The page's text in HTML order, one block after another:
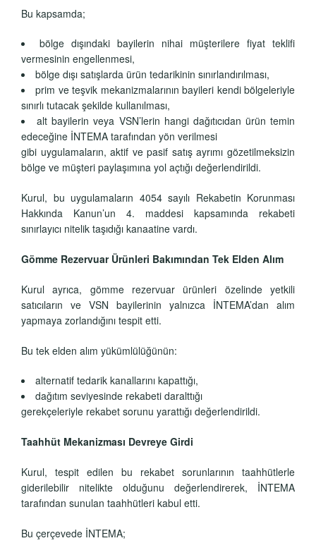
Bu kapsamda;
bölge dışındaki bayilerin nihai müşterilere fiyat teklifi
vermesinin engellenmesi,
bölge dışı satışlarda ürün tedarikinin sınırlandırılması,
prim ve teşvik mekanizmalarının bayileri kendi bölgeleriyle
sınırlı tutacak şekilde kullanılması,
alt bayilerin veya VSN’lerin hangi dağıtıcıdan ürün temin
edeceğine İNTEMA tarafından yön verilmesi
gibi uygulamaların, aktif ve pasif satış ayrımı gözetilmeksizin
bölge ve müşteri paylaşımına yol açtığı değerlendirildi.
Kurul, bu uygulamaların 4054 sayılı Rekabetin Korunması
Hakkında Kanun’un 4. maddesi kapsamında rekabeti
sınırlayıcı nitelik taşıdığı kanaatine vardı.
Gömme Rezervuar Ürünleri Bakımından Tek Elden Alım
Kurul ayrıca, gömme rezervuar ürünleri özelinde yetkili
satıcıların ve VSN bayilerinin yalnızca İNTEMA’dan alım
yapmaya zorlandığını tespit etti.
Bu tek elden alım yükümlülüğünün:
alternatif tedarik kanallarını kapattığı,
dağıtım seviyesinde rekabeti daralttığı
gerekçeleriyle rekabet sorunu yarattığı değerlendirildi.
Taahhüt Mekanizması Devreye Girdi
Kurul, tespit edilen bu rekabet sorunlarının taahhütlerle
giderilebilir nitelikte olduğunu değerlendirerek, İNTEMA
tarafından sunulan taahhütleri kabul etti.
Bu çerçevede İNTEMA;